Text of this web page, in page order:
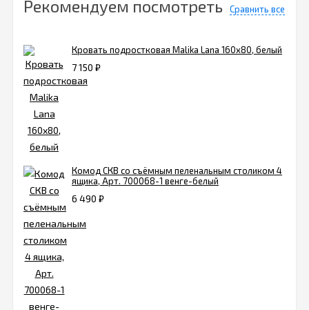
Рекомендуем посмотреть Сравнить все
Кровать подростковая Malika Lana 160х80, белый
7 150 ₽
Комод СКВ со съёмным пеленальным столиком 4
ящика, Арт. 700068-1 венге-белый
6 490 ₽